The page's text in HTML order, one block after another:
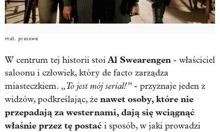
mat. prasowe
W centrum tej historii stoiAl Swearengen - właściciel
saloonu i człowiek, który de facto zarządza
miasteczkiem. „To jest mój serial!” - przyznaje jeden z
widzów, podkreślając, że nawet osoby, które nie
przepadają za westernami, dają się wciągnąć
właśnie przez tę postać i sposób, w jaki prowadzi